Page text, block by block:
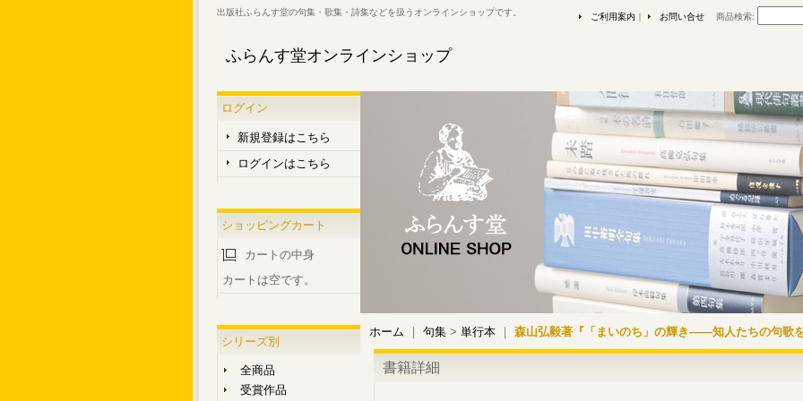
出版社ふらんす堂の句集・歌集・詩集などを扱うオンラインショップです。
ふらんす堂オンラインショップ
ご利用案内 お問い合せ 商品検索:
ログイン
新規登録はこちら
ログインはこちら
ショッピングカート
カートの中身
カートは空です。
シリーズ別
全商品
受賞作品
ホーム ｜ 句集 > 単行本 ｜ 森山弘毅著『「まいのち」の輝き――知人たちの句歌
書籍詳細